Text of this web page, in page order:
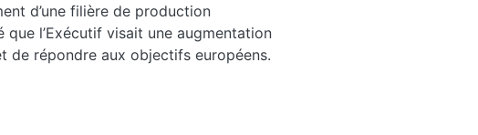
d’une filière de production
que l’Exécutif visait une augmentation
de répondre aux objectifs européens.